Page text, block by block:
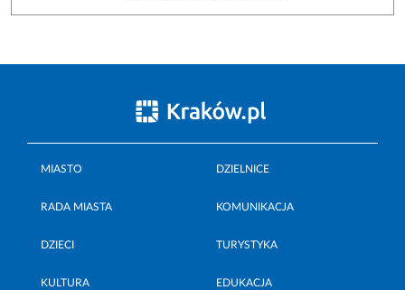
MIASTO DZIELNICE
RADA MIASTA KOMUNIKACJA
DZIECI TURYSTYKA
KULTURA EDUKACJA